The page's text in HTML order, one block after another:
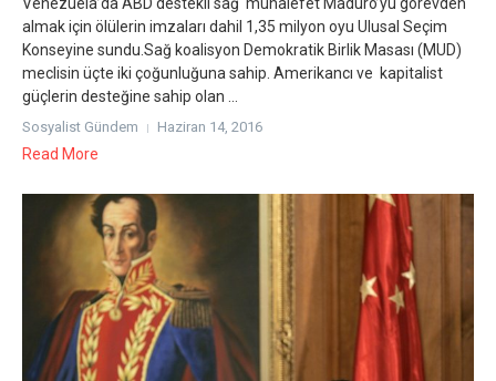
almak için ölülerin imzaları dahil 1,35 milyon oyu Ulusal Seçim
Konseyine sundu.Sağ koalisyon Demokratik Birlik Masası (MUD)
meclisin üçte iki çoğunluğuna sahip. Amerikancı ve kapitalist
güçlerin desteğine sahip olan ...
Sosyalist Gündem Haziran 14, 2016
Read More